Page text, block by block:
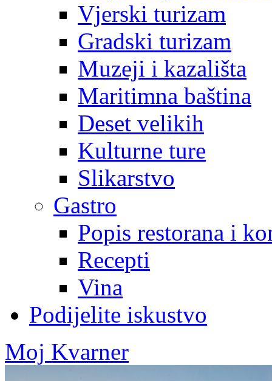
Vjerski turizam
Gradski turizam
Muzeji i kazališta
Maritimna baština
Deset velikih
Kulturne ture
Slikarstvo
Gastro
Popis restorana i
Recepti
Vina
Podijelite iskustvo
Moj Kvarner